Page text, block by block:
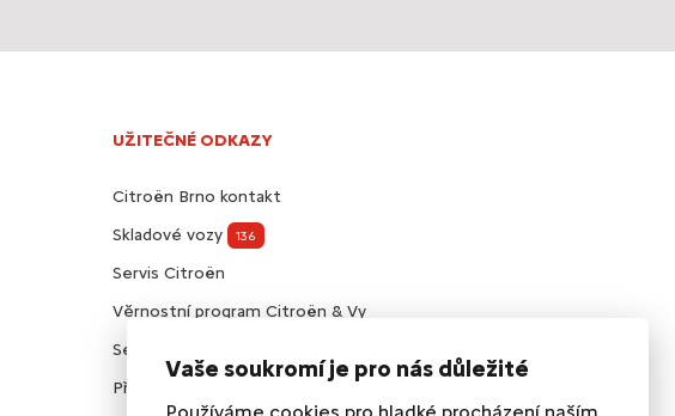
UŽITEČNÉ ODKAZY
Citroën Brno kontakt
Skladové vozy
136
Servis Citroën
Věrnostní program Citroën & Vy
Servisní smlouvy Citroën
Příslušenství Citroën
Vaše soukromí je pro nás důležité